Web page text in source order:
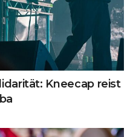
Kneecap reist